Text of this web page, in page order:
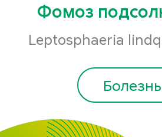
Фомоз
Leptosphaeria
Болезнь